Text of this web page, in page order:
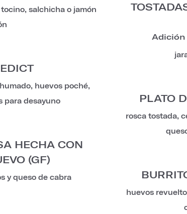
salchicha o jamón
huevos poché,
para desayuno
HECHA CON
(GF)
y queso de cabra
Adición
PLATO
rosca tostada,
huevos